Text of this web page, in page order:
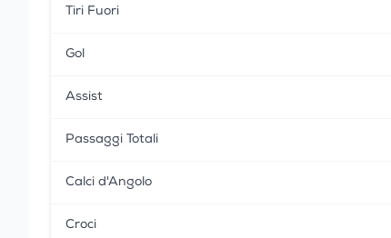
Tiri Fuori
Gol
Assist
Passaggi Totali
Calci d'Angolo
Croci